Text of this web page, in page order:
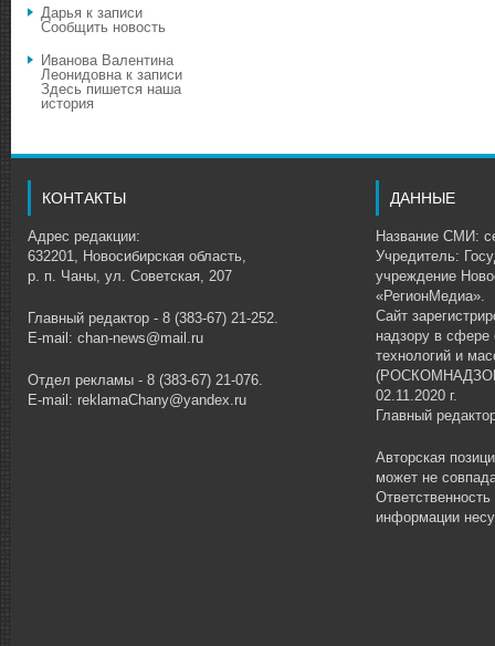
Дарья к записи
Сообщить новость
Иванова Валентина
Леонидовнак записи
Здесь пишется наша
история
КОНТАКТЫ
Адрес редакции:
632201, Новосибирская область,
р. п. Чаны, ул. Советская, 207
Главный редактор - 8 (383-67) 21-252.
E-mail: chan-news@mail.ru
Отдел рекламы - 8 (383-67) 21-076.
E-mail: reklamaChany@yandex.ru
ДАННЫЕ
Название СМИ:
Учредитель:
учреждение
«РегионМедиа».
Сайт
надзору в
технологий и
02.11.2020 г.
Главный
Авторская
может не
информации